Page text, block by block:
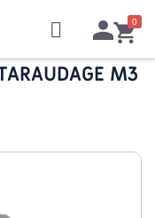
M3